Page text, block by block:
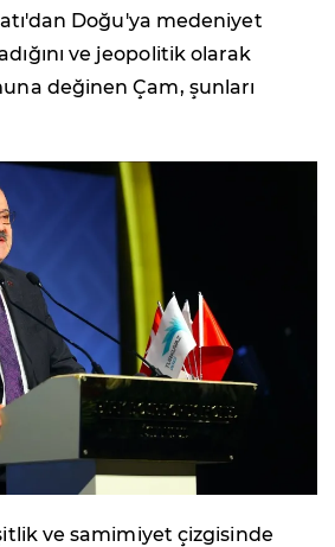
Doğu'ya medeniyet
ve jeopolitik olarak
değinen Çam, şunları
ve samimiyet çizgisinde